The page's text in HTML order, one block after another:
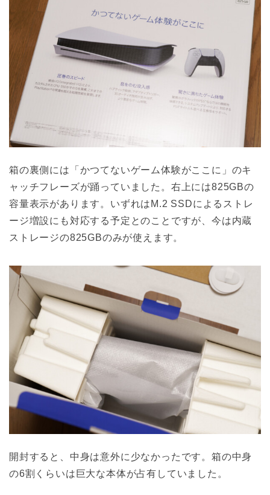
箱の裏側には「かつてないゲーム体験がここに」のキ
ャッチフレーズが踊っていました。右上には825GBの
容量表示があります。いずれはM.2 SSDによるストレ
ージ増設にも対応する予定とのことですが、今は内蔵
ストレージの825GBのみが使えます。
開封すると、中身は意外に少なかったです。箱の中身
の6割くらいは巨大な本体が占有していました。